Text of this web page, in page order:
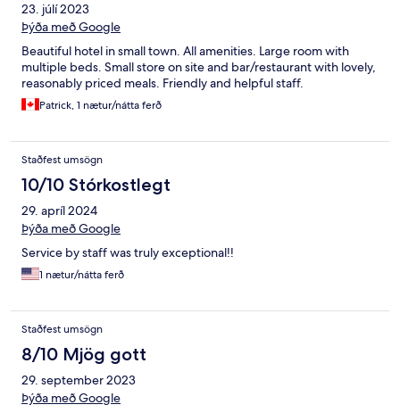
23. júlí 2023
Þýða með Google
Beautiful hotel in small town. All amenities. Large room with
multiple beds. Small store on site and bar/restaurant with lovely,
reasonably priced meals. Friendly and helpful staff.
Patrick, 1 nætur/nátta ferð
Staðfest umsögn
10/10 Stórkostlegt
29. apríl 2024
Þýða með Google
Service by staff was truly exceptional!!
1 nætur/nátta ferð
Staðfest umsögn
8/10 Mjög gott
29. september 2023
Þýða með Google